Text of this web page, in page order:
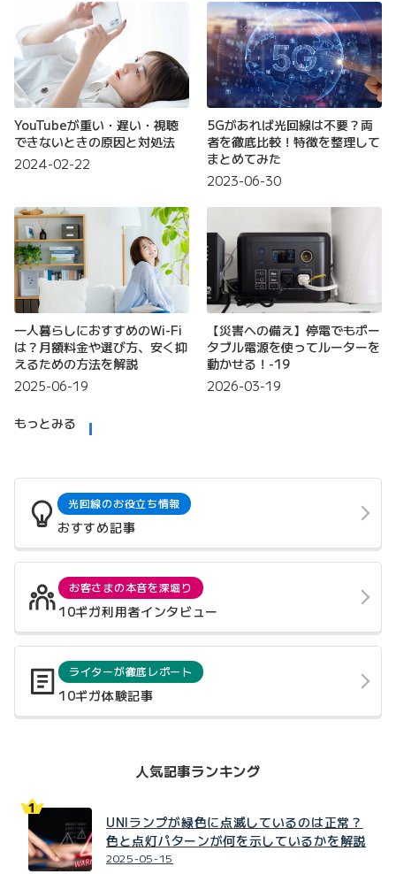
YouTubeが重い・遅い・視聴
できないときの原因と対処法
2024-02-22
5Gがあれば光回線は不要？両
者を徹底比較！特徴を整理して
まとめてみた
2023-06-30
一人暮らしにおすすめのWi-Fi
は？月額料金や選び方、安く抑
えるための方法を解説
2025-06-19
【災害への備え】停電でもポー
タブル電源を使ってルーターを
動かせる！-19
2026-03-19
もっとみる
光回線のお役立ち情報
おすすめ記事
お客さまの本音を深堀り
10ギガ利用者インタビュー
ライターが徹底レポート
10ギガ体験記事
人気記事ランキング
UNIランプが緑色に点滅しているのは正常？
色と点灯パターンが何を示しているかを解説
2025-05-15